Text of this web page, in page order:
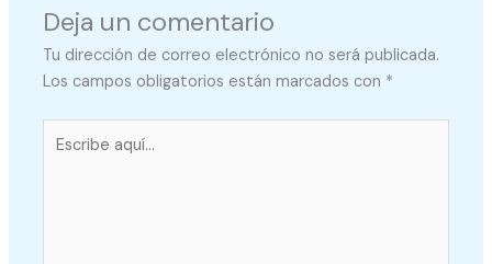
Deja un comentario
Tu dirección de correo electrónico no será publicada.
Los campos obligatorios están marcados con *